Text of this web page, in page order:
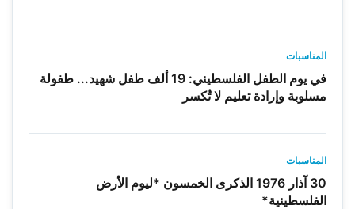
المناسبات
في يوم الطفل الفلسطيني: 19 ألف طفل شهيد... طفولة
مسلوبة وإرادة تعليم لا تُكسر
المناسبات
30 آذار 1976 الذكرى الخمسون *ليوم الأرض
الفلسطينية*